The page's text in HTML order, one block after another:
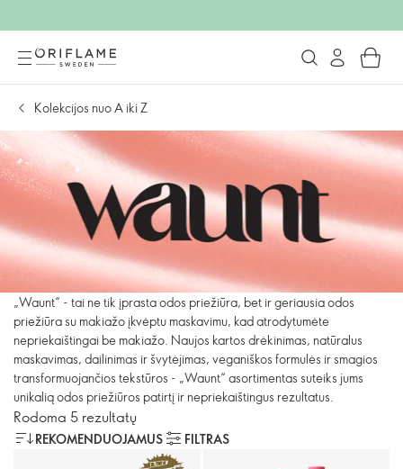
Kolekcijos nuo A iki Z
„Waunt“ - tai ne tik įprasta odos priežiūra, bet ir geriausia odos
priežiūra su makiažo įkvėptu maskavimu, kad atrodytumėte
nepriekaištingai be makiažo. Naujos kartos drėkinimas, natūralus
maskavimas, dailinimas ir švytėjimas, veganiškos formulės ir smagios
transformuojančios tekstūros - „Waunt“ asortimentas suteiks jums
unikalią odos priežiūros patirtį ir nepriekaištingus rezultatus.
Rodoma 5 rezultatų
REKOMENDUOJAMUS FILTRAS